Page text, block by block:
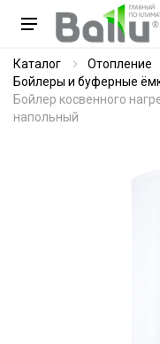
Каталог Отопление
Бойлеры и буферные
Бойлер косвенного
напольный